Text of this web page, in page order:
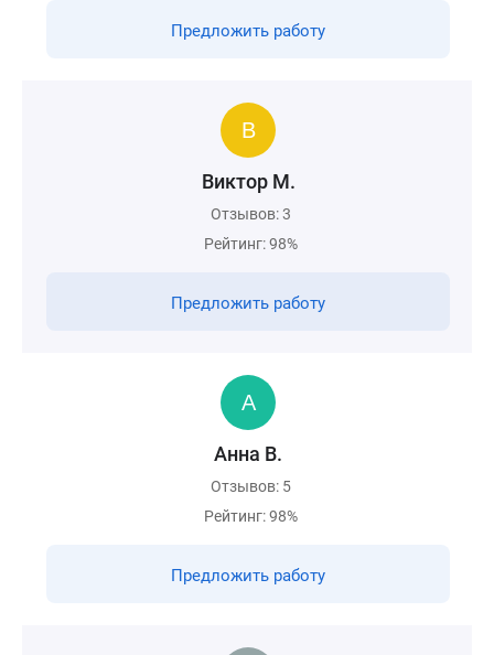
Предложить работу
Виктор М.
Отзывов: 3
Рейтинг: 98%
Предложить работу
Анна В.
Отзывов: 5
Рейтинг: 98%
Предложить работу